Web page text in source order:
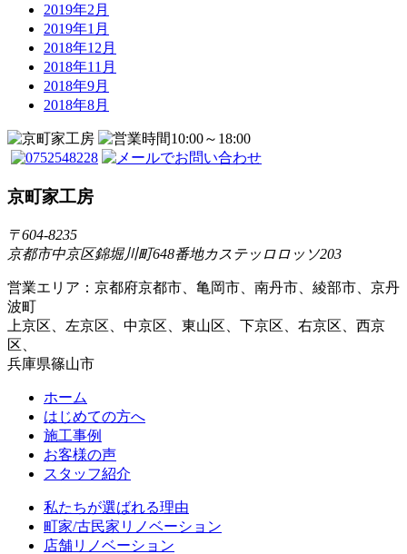
2019年2月
2019年1月
2018年12月
2018年11月
2018年9月
2018年8月
京町家工房
〒604-8235
京都市中京区錦堀川町648番地カステッロロッソ203
営業エリア：京都府京都市、亀岡市、南丹市、綾部市、京丹
波町
上京区、左京区、中京区、東山区、下京区、右京区、西京
区、
兵庫県篠山市
ホーム
はじめての方へ
施工事例
お客様の声
スタッフ紹介
私たちが選ばれる理由
町家/古民家リノベーション
店舗リノベーション